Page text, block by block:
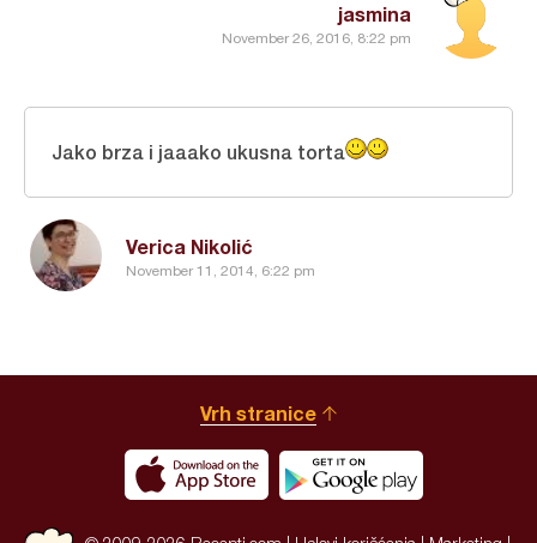
jasmina
November 26, 2016, 8:22 pm
Verica Nikolić
November 11, 2014, 6:22 pm
Jako brza i jaaako ukusna torta
Vrh stranice